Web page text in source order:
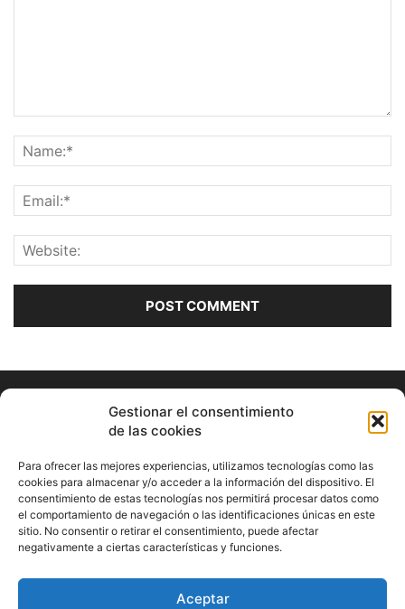
Gestionar el consentimiento
de las cookies
Para ofrecer las mejores experiencias, utilizamos tecnologías como las
cookies para almacenar y/o acceder a la información del dispositivo. El
consentimiento de estas tecnologías nos permitirá procesar datos como
el comportamiento de navegación o las identificaciones únicas en este
sitio. No consentir o retirar el consentimiento, puede afectar
negativamente a ciertas características y funciones.
Aceptar
ABOUT US
Información Cultural de Málaga y otros de interés general
Contact us:musicamalaga55@gmail.com